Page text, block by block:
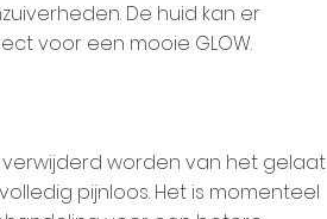
De huid kan er
voor een mooie GLOW.
worden van het gelaat
pijnloos. Het is momenteel